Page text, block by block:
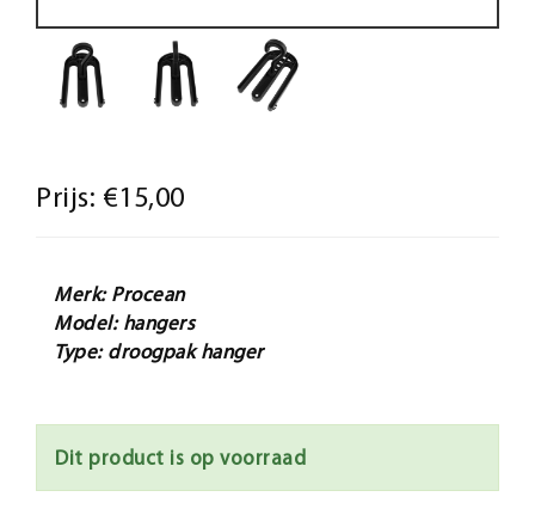
Prijs: €15,00
Merk: Procean
Model: hangers
Type: droogpak hanger
Dit product is op voorraad